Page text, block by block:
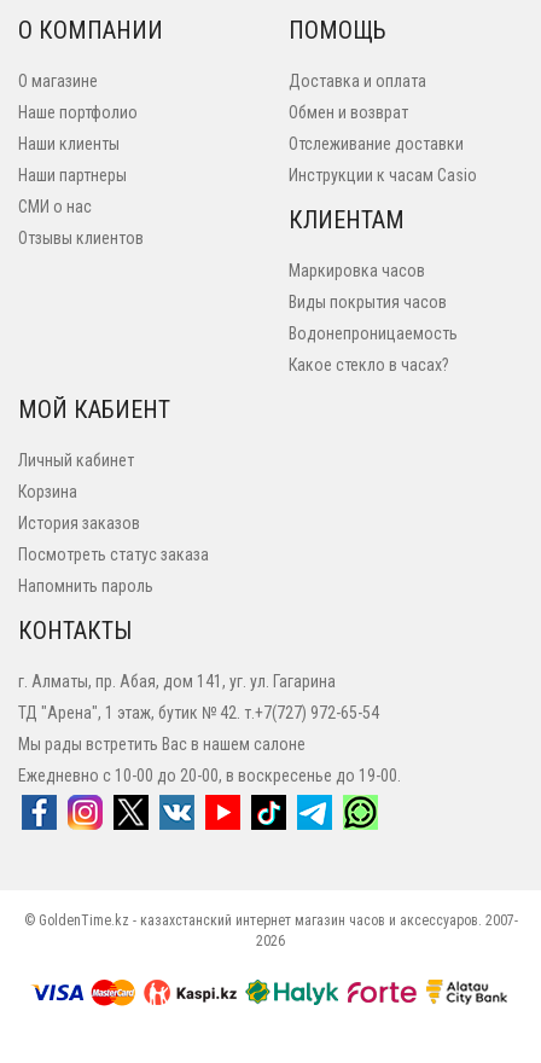
О КОМПАНИИ
О магазине
Наше портфолио
Наши клиенты
Наши партнеры
СМИ о нас
Отзывы клиентов
ПОМОЩЬ
Доставка и оплата
Обмен и возврат
Отслеживание доставки
Инструкции к часам Casio
КЛИЕНТАМ
Маркировка часов
Виды покрытия часов
Водонепроницаемость
Какое стекло в часах?
МОЙ КАБИЕНТ
Личный кабинет
Корзина
История заказов
Посмотреть статус заказа
Напомнить пароль
КОНТАКТЫ
г. Алматы, пр. Абая, дом 141, уг. ул. Гагарина
ТД "Арена", 1 этаж, бутик № 42. т.+7(727) 972-65-54
Мы рады встретить Вас в нашем салоне
Ежедневно с 10-00 до 20-00, в воскресенье до 19-00.
© GoldenTime.kz - казахстанский интернет магазин часов и аксессуаров. 2007-
2026